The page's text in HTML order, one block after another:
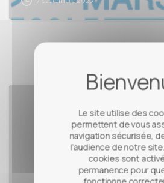
Le site utilise des
permettent de vous
navigation sécurisée,
l’audience de notre
cookies sont
permanence pour